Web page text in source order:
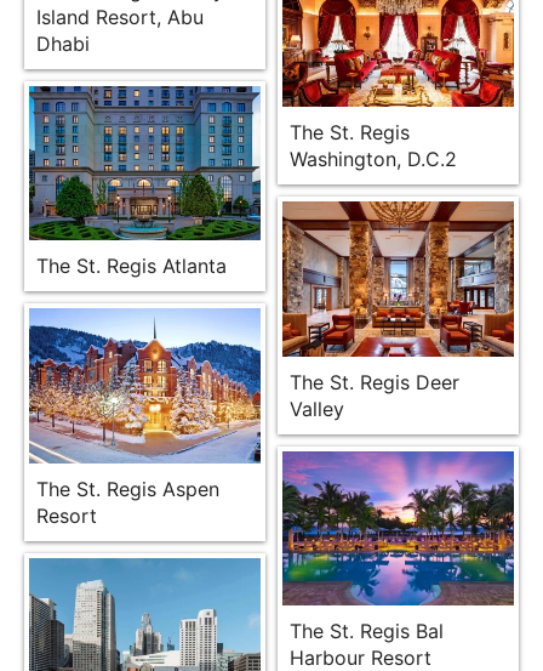
Island Resort, Abu
Dhabi
The St. Regis
Washington, D.C.2
The St. Regis Atlanta
The St. Regis Deer
Valley
The St. Regis Aspen
Resort
The St. Regis Bal
Harbour Resort